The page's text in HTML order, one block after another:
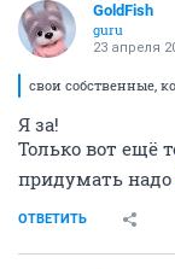
GoldFish
guru
23 апреля
свои собственные,
Я за!
Только вот ещё
придумать надо
ОТВЕТИТЬ